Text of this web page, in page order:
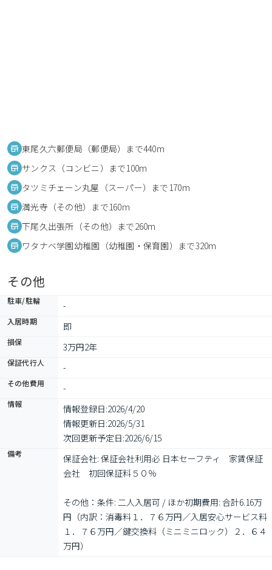
東尾久六郵便局（郵便局）まで440m
サンクス（コンビニ）まで100m
タツミチェーン丸屋（スーパー）まで170m
満光寺（その他）まで160m
下尾久出張所（その他）まで260m
ワタナベ学園幼稚園（幼稚園・保育園）まで320m
その他
駐車/駐輪 -
入居時期 即
損保 3万円2年
保証代行人 -
その他費用 -
情報 情報登録日:2026/4/20
情報更新日:2026/5/31
次回更新予定日:2026/6/15
備考
保証会社: 保証会社利用必 日本セーフティ　家賃保証
会社　初回保証料５０％
その他：条件: 二人入居可 / ほか初期費用: 合計6.16万
円（内訳：消毒料１．７６万円／入居安心サービス料
１．７６万円／鍵交換料（ミニミニロック）２．６４
万円）